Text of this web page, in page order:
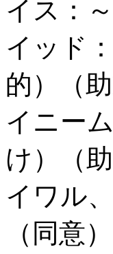
イス：
イッド：
的）（
イニー
け）（
イワル
（同意